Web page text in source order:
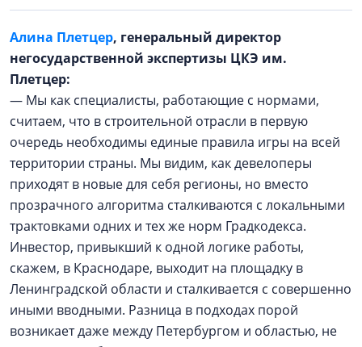
Алина Плетцер, генеральный директор
негосударственной экспертизы ЦКЭ им.
Плетцер:
— Мы как специалисты, работающие с нормами,
считаем, что в строительной отрасли в первую
очередь необходимы единые правила игры на всей
территории страны. Мы видим, как девелоперы
приходят в новые для себя регионы, но вместо
прозрачного алгоритма сталкиваются с локальными
трактовками одних и тех же норм Градкодекса.
Инвестор, привыкший к одной логике работы,
скажем, в Краснодаре, выходит на площадку в
Ленинградской области и сталкивается с совершенно
иными вводными. Разница в подходах порой
возникает даже между Петербургом и областью, не